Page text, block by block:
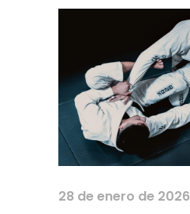
28 de enero de 2026